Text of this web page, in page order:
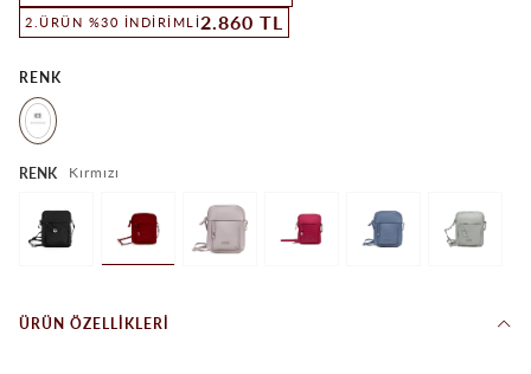
2.ÜRÜN %30 İNDIRIMLI2.860 TL
RENK
RENK Kırmızı
ÜRÜN ÖZELLIKLERI